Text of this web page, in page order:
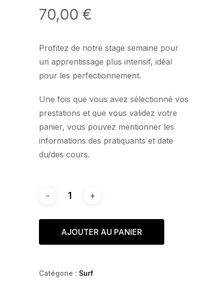
70,00 €
Profitez de notre stage semaine pour
un apprentissage plus intensif, idéal
pour les perfectionnement.
Une fois que vous avez sélectionné vos
prestations et que vous validez votre
panier, vous pouvez mentionner les
informations des pratiquants et date
du/des cours.
AJOUTER AU PANIER
Catégorie : Surf